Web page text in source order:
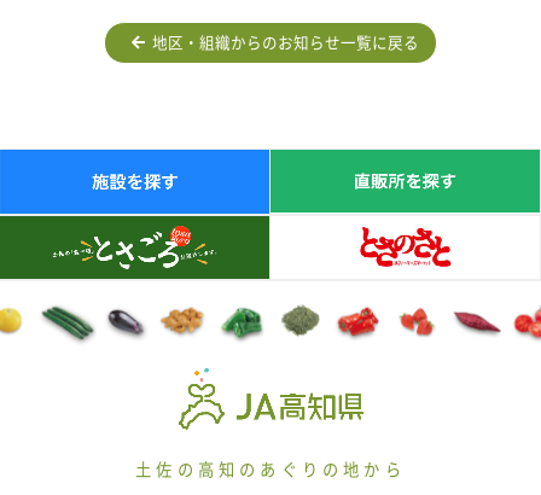
地区・組織からのお知らせ一覧に戻る
土佐の高知のあぐりの地から